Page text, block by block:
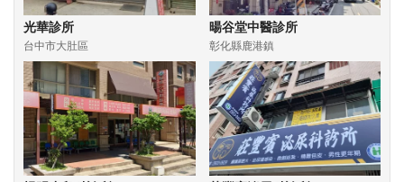
光華診所
台中市大肚區
暘谷堂中醫診所
彰化縣鹿港鎮